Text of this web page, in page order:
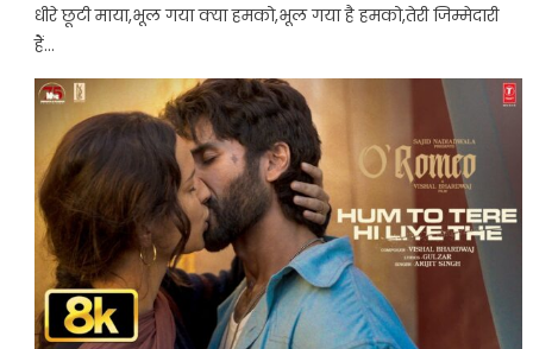
धीरे छूटी माया,भूल गया क्या हमको,भूल गया है हमको,तेरी जिम्मेदारी
हैं…